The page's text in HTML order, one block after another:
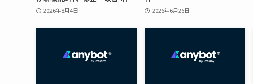
2026年8月4日 2026年6月26日